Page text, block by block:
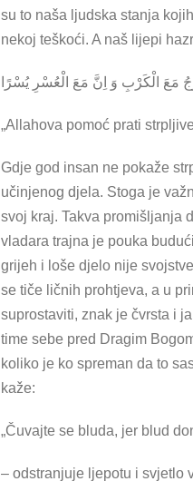
su to naša ljudska stanja
nekoj teškoći. A naš lijepi
„Allahova pomoć prati
Gdje god insan ne pokaže
učinjenog djela. Stoga je
svoj kraj. Takva promišljanja
vladara trajna je pouka
grijeh i loše djelo nije
se tiče ličnih prohtjeva, a u
suprostaviti, znak je čvrsta i
time sebe pred Dragim
koliko je ko spreman da to
kaže:
„Čuvajte se bluda, jer blud
– odstranjuje ljepotu i svjetlo